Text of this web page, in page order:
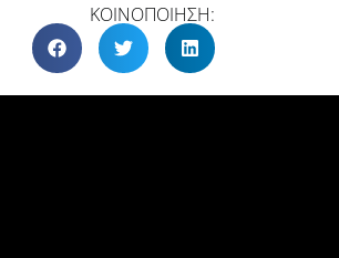
ΚΟΙΝΟΠΟΙΗΣΗ: